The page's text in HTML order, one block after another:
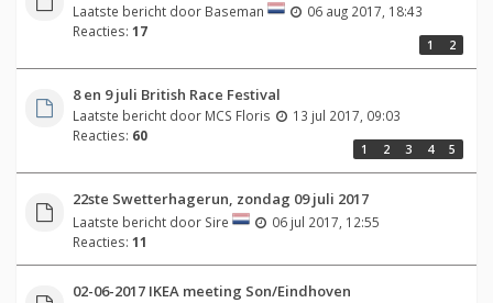
Laatste bericht door Baseman
06 aug 2017, 18:43
Reacties: 17
1 2
8 en 9 juli British Race Festival
Laatste bericht door MCS Floris
13 jul 2017, 09:03
Reacties: 60
1 2 3 4 5
22ste Swetterhagerun, zondag 09 juli 2017
Laatste bericht door Sire
06 jul 2017, 12:55
Reacties: 11
02-06-2017 IKEA meeting Son/Eindhoven